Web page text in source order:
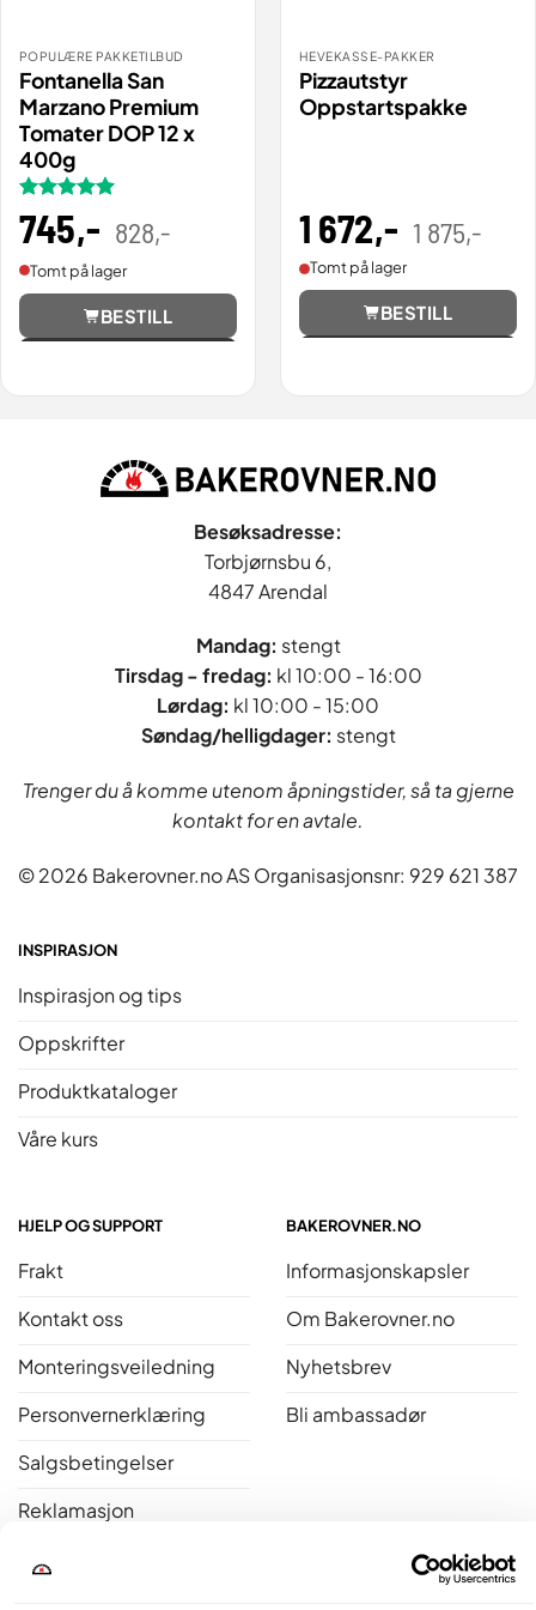
POPULÆRE PAKKETILBUD
Fontanella San
Marzano Premium
Tomater DOP 12 x
400g
Vurdert
av 5
745,- 828,-
Tomt på lager
BESTILL
HEVEKASSE-PAKKER
Pizzautstyr
Oppstartspakke
1 672,- 1 875,-
Tomt på lager
BESTILL
Besøksadresse:
Torbjørnsbu 6,
4847 Arendal
Mandag: stengt
Tirsdag - fredag: kl 10:00 - 16:00
Lørdag: kl 10:00 - 15:00
Søndag/helligdager: stengt
Trenger du å komme utenom åpningstider, så ta gjerne
kontakt for en avtale.
© 2026 Bakerovner.no AS Organisasjonsnr: 929 621 387
INSPIRASJON
Inspirasjon og tips
Oppskrifter
Produktkataloger
Våre kurs
HJELP OG SUPPORT
Frakt
Kontakt oss
Monteringsveiledning
Personvernerklæring
Salgsbetingelser
Reklamasjon
Åpent kjøp
BAKEROVNER.NO
Informasjonskapsler
Om Bakerovner.no
Nyhetsbrev
Bli ambassadør